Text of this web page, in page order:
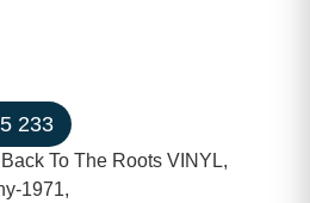
233
Back To The Roots VINYL,
1971,